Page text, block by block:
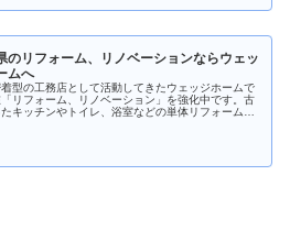
のリフォーム、リノベーションならウェッ
ムへ
型の工務店として活動してきたウェッジホームで
リフォーム、リノベーション」を強化中です。古
たキッチンやトイレ、浴室などの単体リフォームも